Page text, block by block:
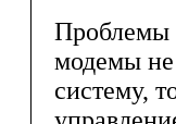
Проблемы
модемы
систему,